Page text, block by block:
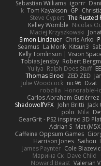
Sebastian Williams igorrr
k Tom Kayakson GP
Steve Cypert The Rusted
Kelley Womble Nicolas
Maciej Krzyszkowski
Simon Lindauer Chris Arko
Seamus La Monk Kitsun3
Kelly Tomlinson | Vision
Tobias Jensby Robert
Yuliya Ralph Does Stuff
Thomas Elrod ZED ZED
Julie Woodcock nic96 Dzät
robzilla
Carlos Abraham Gutiérrez
ShadowolfVFX John Britti Jack
polo Mila
GearGrit - PS2 inspired 3D
Adrian S Mat
Caffeine Oppsum Games
Harrison Jones Saihou
James Paynter Cole
Марина Ск Dave Child
Noward Beast Valerian